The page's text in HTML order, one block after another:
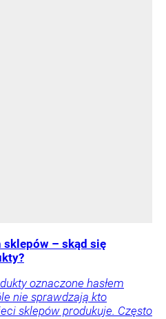
sklepów – skąd się
oznaczone hasłem
nie sprawdzają kto
sklepów produkuje. Często